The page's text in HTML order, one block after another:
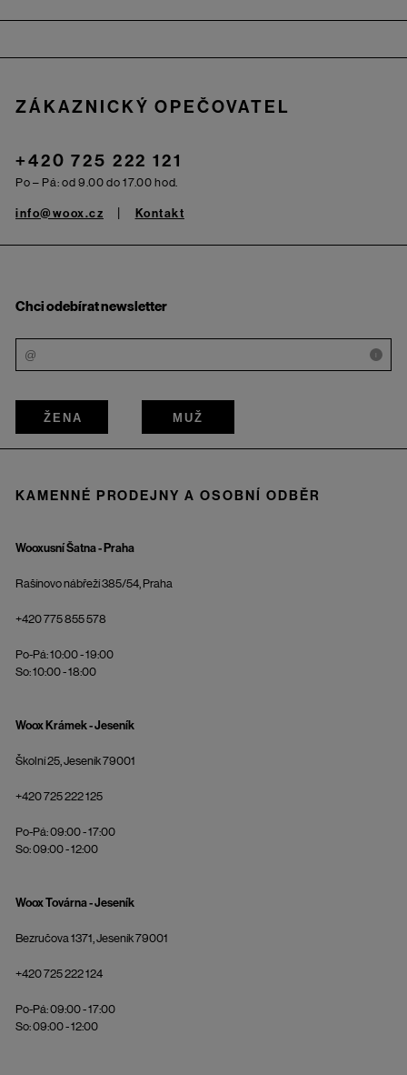
ZÁKAZNICKÝ OPEČOVATEL
+420 725 222 121
Po – Pá: od 9.00 do 17.00 hod.
info@woox.cz Kontakt
Chci odebírat newsletter
i
ŽENA MUŽ
KAMENNÉ PRODEJNY A OSOBNÍ ODBĚR
Wooxusní Šatna - Praha
Rašínovo nábřeží 385/54, Praha
+420 775 855 578
Po-Pá: 10:00 - 19:00
So: 10:00 - 18:00
Woox Krámek - Jeseník
Školní 25, Jeseník 79001
+420 725 222 125
Po-Pá: 09:00 - 17:00
So: 09:00 - 12:00
Woox Továrna - Jeseník
Bezručova 1371, Jeseník 79001
+420 725 222 124
Po-Pá: 09:00 - 17:00
So: 09:00 - 12:00